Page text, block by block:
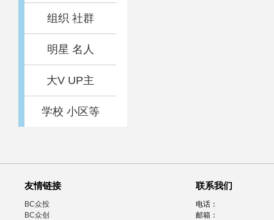
组织 社群
明星 名人
大V UP主
学校 小区等
友情链接
BC众投
BC众创
联系我们
电话：
邮箱：